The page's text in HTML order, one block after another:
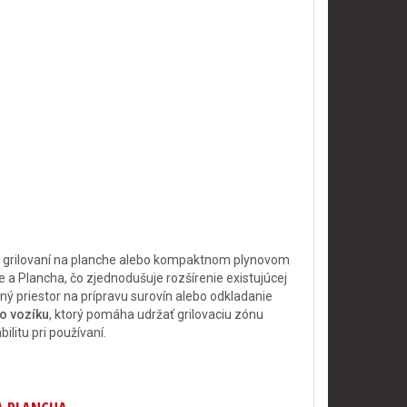
na planche alebo kompaktnom plynovom
Plancha, čo zjednodušuje rozšírenie existujúcej
priestor na prípravu surovín alebo odkladanie
vozíku, ktorý pomáha udržať grilovaciu zónu
pri používaní.